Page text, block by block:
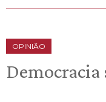
OPINIÃO